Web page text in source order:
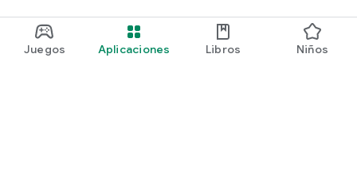
Juegos Aplicaciones Libros Niños